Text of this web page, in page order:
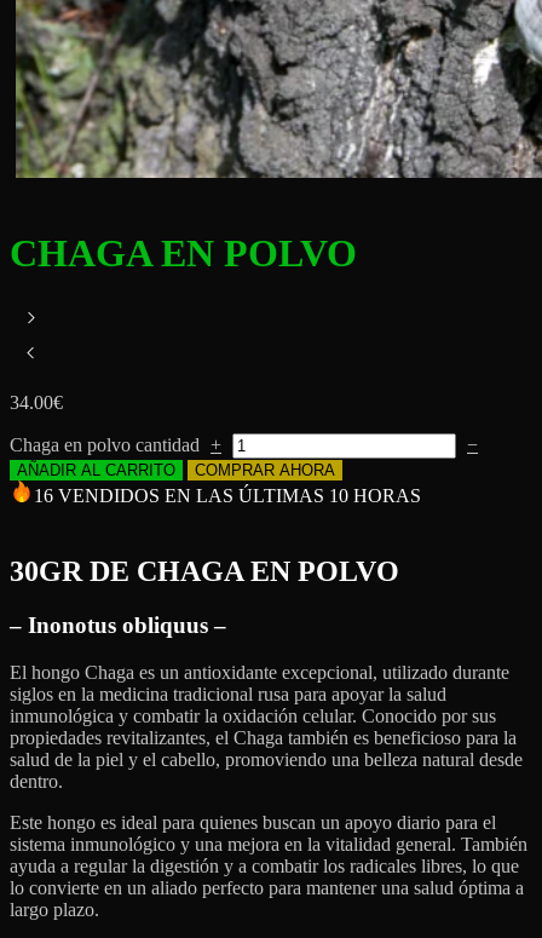
CHAGA EN POLVO
34.00€
Chaga en polvo cantidad + −
AÑADIR AL CARRITO COMPRAR AHORA
16 VENDIDOS EN LAS ÚLTIMAS 10 HORAS
30GR DE CHAGA EN POLVO
– Inonotus obliquus –
El hongo Chaga es un antioxidante excepcional, utilizado durante
siglos en la medicina tradicional rusa para apoyar la salud
inmunológica y combatir la oxidación celular. Conocido por sus
propiedades revitalizantes, el Chaga también es beneficioso para la
salud de la piel y el cabello, promoviendo una belleza natural desde
dentro.
Este hongo es ideal para quienes buscan un apoyo diario para el
sistema inmunológico y una mejora en la vitalidad general. También
ayuda a regular la digestión y a combatir los radicales libres, lo que
lo convierte en un aliado perfecto para mantener una salud óptima a
largo plazo.